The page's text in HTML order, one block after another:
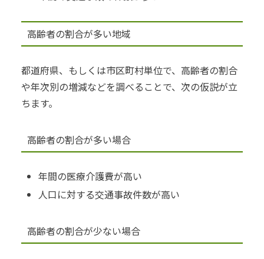
高齢者の割合が多い地域
都道府県、もしくは市区町村単位で、高齢者の割合
や年次別の増減などを調べることで、次の仮説が立
ちます。
高齢者の割合が多い場合
年間の医療介護費が高い
人口に対する交通事故件数が高い
高齢者の割合が少ない場合